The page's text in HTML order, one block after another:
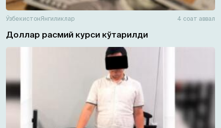
ЎзбекистонЯнгиликлар 4 соат аввал
Доллар расмий курси кўтарилди